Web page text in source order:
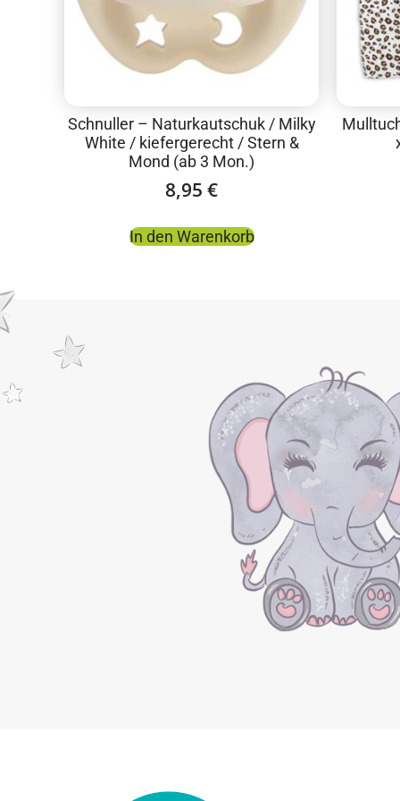
Schnuller – Naturkautschuk / Milky
White / kiefergerecht / Stern &
Mond (ab 3 Mon.)
8,95 €
In den Warenkorb